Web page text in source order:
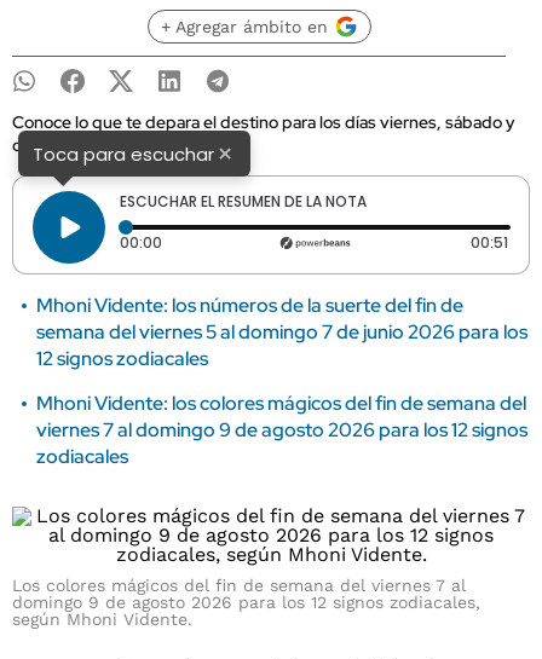
+ Agregar ámbito en
Conoce lo que te depara el destino para los días viernes, sábado y
domingo.
Toca para escuchar×
ESCUCHAR EL RESUMEN DE LA NOTA
00:00 Tiempo transcurrido: 0 segundos 00:51
Mhoni Vidente: los números de la suerte del fin de
semana del viernes 5 al domingo 7 de junio 2026 para los
12 signos zodiacales
Mhoni Vidente: los colores mágicos del fin de semana del
viernes 7 al domingo 9 de agosto 2026 para los 12 signos
zodiacales
Los colores mágicos del fin de semana del viernes 7 al
domingo 9 de agosto 2026 para los 12 signos zodiacales,
según Mhoni Vidente.